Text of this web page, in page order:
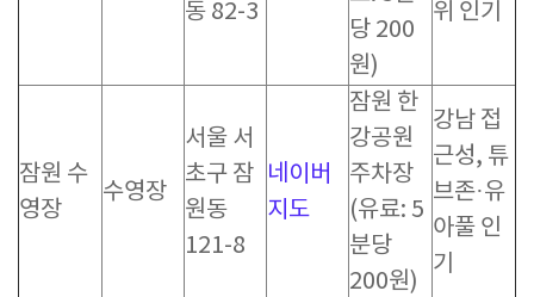
동 82-3
당 200
원)
위 인기
잠원 수
영장
수영장
서울 서
초구 잠
원동
121-8
네이버
지도
잠원 한
강공원
주차장
(유료: 5
분당
200원)
강남 접
근성, 튜
브존·유
아풀 인
기